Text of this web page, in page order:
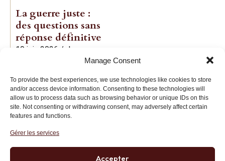
Manage Consent
To provide the best experiences, we use technologies like cookies to store
and/or access device information. Consenting to these technologies will
allow us to process data such as browsing behavior or unique IDs on this
site. Not consenting or withdrawing consent, may adversely affect certain
features and functions.
Gérer les services
Accepter
La guerre juste :
des questions sans
réponse définitive
19 juin 2026 / Jean-
Institut des Libertés